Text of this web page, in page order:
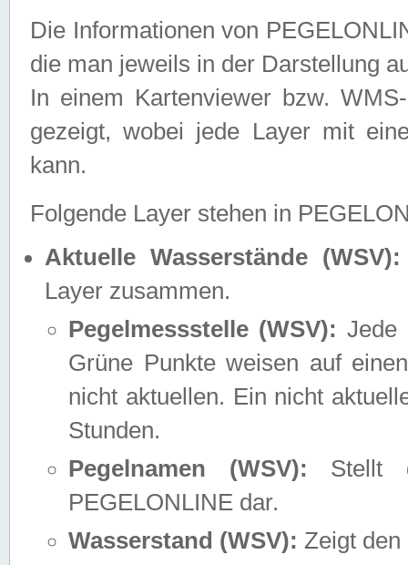
Die Informationen von
die man jeweils in der Darstellung
In einem Kartenviewer bzw.
gezeigt, wobei jede Layer mit
kann.
Folgende Layer stehen in
Aktuelle Wasserstände (WSV):
Layer zusammen.
Pegelmessstelle (WSV): Jede
Grüne Punkte weisen auf
nicht aktuellen. Ein nicht
Stunden.
Pegelnamen (WSV): Stellt
PEGELONLINE dar.
Wasserstand (WSV): Zeigt den